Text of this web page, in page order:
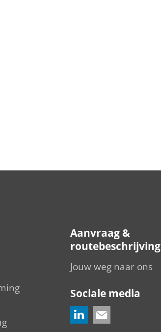
Aanvraag &
routebeschrijving
Jouw weg naar ons
Sociale media